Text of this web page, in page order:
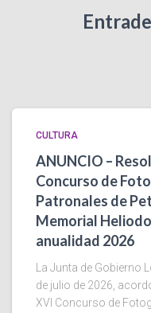
CULTURA
ANUNCIO –
Concurso de
Patronales de
Memorial
anualidad 2026
La Junta de Gobierno
de julio de 2026,
XVI Concurso de